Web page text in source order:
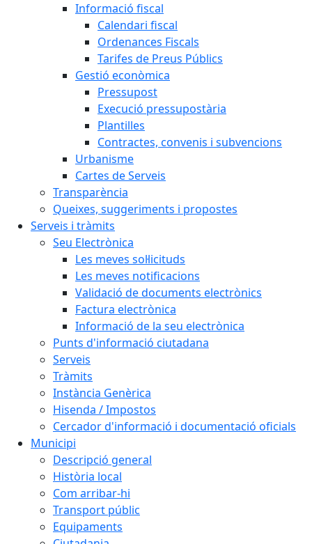
Informació fiscal
Calendari fiscal
Ordenances Fiscals
Tarifes de Preus Públics
Gestió econòmica
Pressupost
Execució pressupostària
Plantilles
Contractes, convenis i subvencions
Urbanisme
Cartes de Serveis
Transparència
Queixes, suggeriments i propostes
Serveis i tràmits
Seu Electrònica
Les meves sol·licituds
Les meves notificacions
Validació de documents electrònics
Factura electrònica
Informació de la seu electrònica
Punts d'informació ciutadana
Serveis
Tràmits
Instància Genèrica
Hisenda / Impostos
Cercador d'informació i documentació oficials
Municipi
Descripció general
Història local
Com arribar-hi
Transport públic
Equipaments